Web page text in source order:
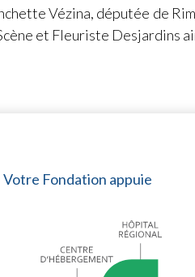
Vézina, députée de
et Fleuriste Desjardins
Votre Fondation appuie